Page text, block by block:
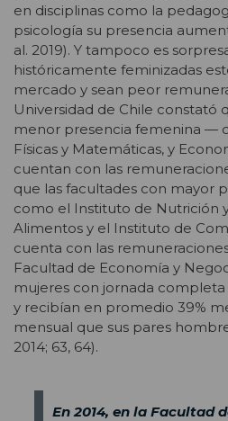
en disciplinas como la
psicología su presencia
al. 2019). Y tampoco es
históricamente feminizadas
mercado y sean peor
Universidad de Chile constató
menor presencia femenina —
Físicas y Matemáticas, y
cuentan con las
que las facultades con mayor
como el Instituto de Nutrición
Alimentos y el Instituto de
cuenta con las
Facultad de Economía y
mujeres con jornada completa
y recibían en promedio 39%
mensual que sus pares
2014; 63, 64).
En 2014, en la Facultad